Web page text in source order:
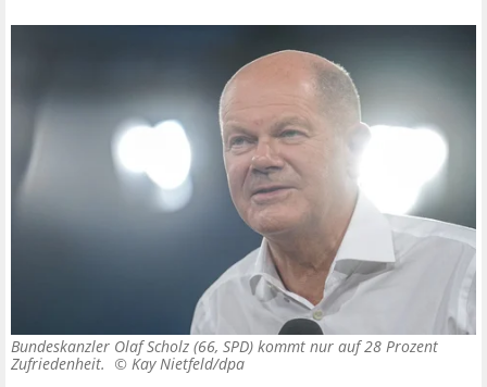
Bundeskanzler Olaf Scholz (66, SPD) kommt nur auf 28 Prozent
Zufriedenheit. © Kay Nietfeld/dpa